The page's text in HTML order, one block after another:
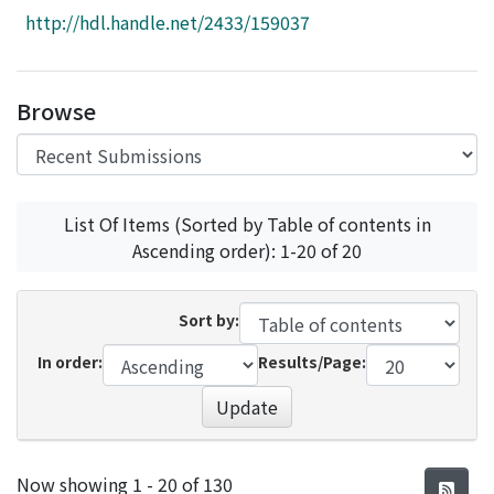
Access Statistics
http://hdl.handle.net/2433/159037
Browse
List Of Items (Sorted by Table of contents in
Ascending order): 1-20 of 20
Sort by:
In order:
Results/Page:
Update
Recent Submissions
Now showing 1 - 20 of 130